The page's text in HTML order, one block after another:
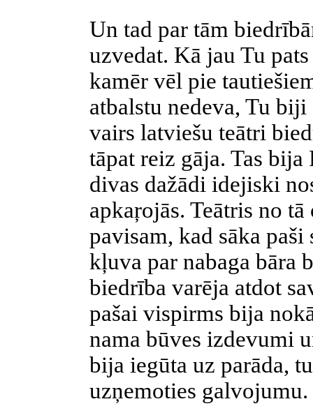
Un tad par tām
uzvedat. Kā jau Tu
kamēr vēl pie
atbalstu nedeva, Tu
vairs latviešu teātri
tāpat reiz gāja. Tas
divas dažādi idejiski
apkaŗojās. Teātris no
pavisam, kad sāka
kļuva par nabaga bāra
biedrība varēja atdot
pašai vispirms bija
nama būves izdevumi
bija iegūta uz parāda,
uzņemoties galvojumu.